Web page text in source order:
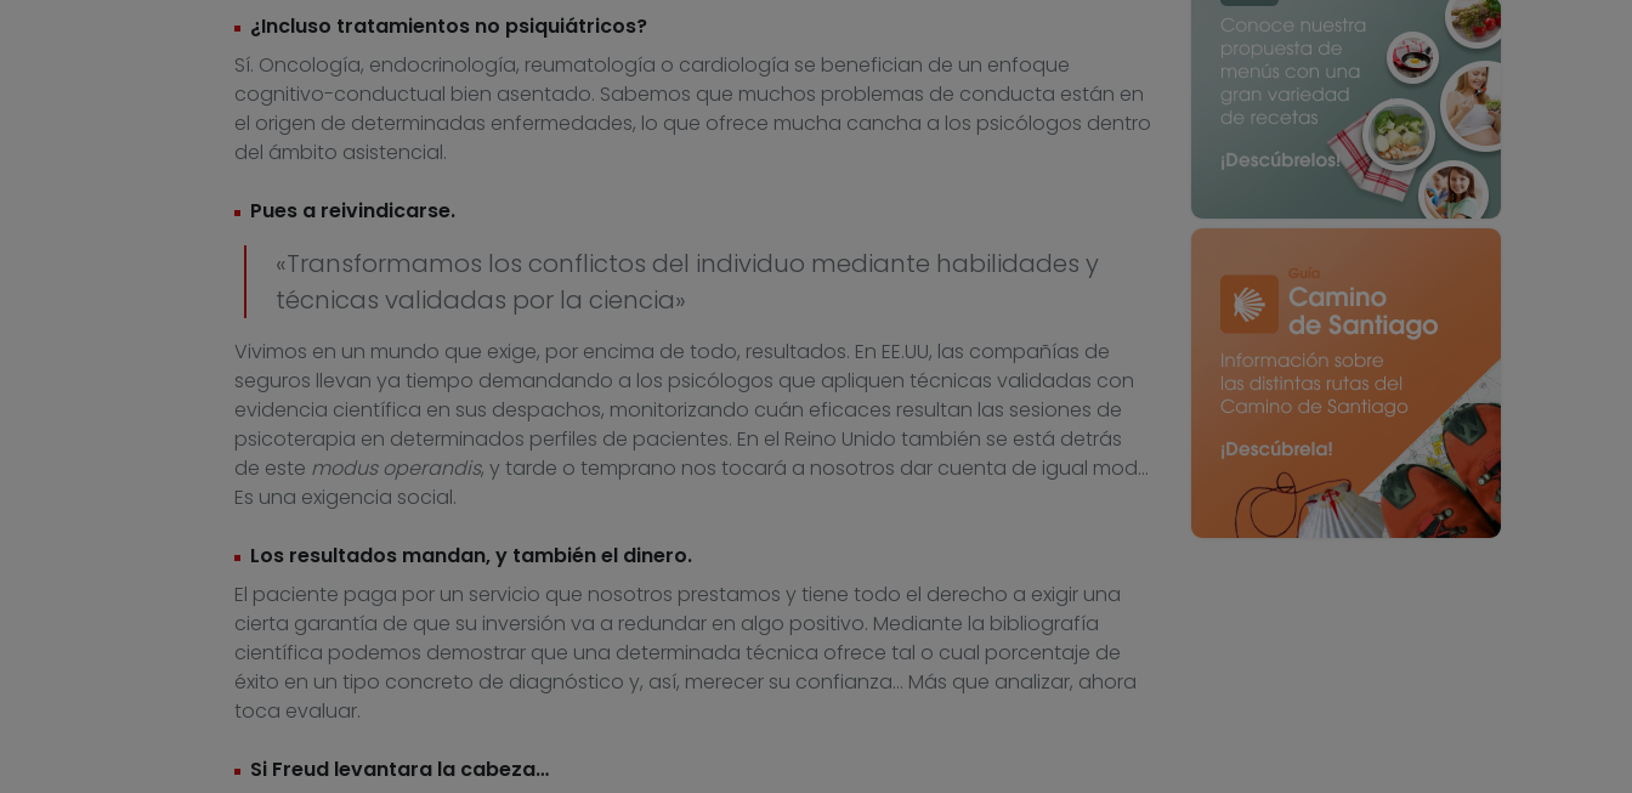
¿Incluso tratamientos no psiquiátricos?
Sí. Oncología, endocrinología, reumatología o cardiología se benefician de un enfoque
cognitivo-conductual bien asentado. Sabemos que muchos problemas de conducta están en
el origen de determinadas enfermedades, lo que ofrece mucha cancha a los psicólogos dentro
del ámbito asistencial.
Pues a reivindicarse.
«Transformamos los conflictos del individuo mediante habilidades y
técnicas validadas por la ciencia»
Vivimos en un mundo que exige, por encima de todo, resultados. En EE.UU, las compañías de
seguros llevan ya tiempo demandando a los psicólogos que apliquen técnicas validadas con
evidencia científica en sus despachos, monitorizando cuán eficaces resultan las sesiones de
psicoterapia en determinados perfiles de pacientes. En el Reino Unido también se está detrás
de este modus operandis, y tarde o temprano nos tocará a nosotros dar cuenta de igual mod…
Es una exigencia social.
Los resultados mandan, y también el dinero.
El paciente paga por un servicio que nosotros prestamos y tiene todo el derecho a exigir una
cierta garantía de que su inversión va a redundar en algo positivo. Mediante la bibliografía
científica podemos demostrar que una determinada técnica ofrece tal o cual porcentaje de
éxito en un tipo concreto de diagnóstico y, así, merecer su confianza… Más que analizar, ahora
toca evaluar.
Si Freud levantara la cabeza…